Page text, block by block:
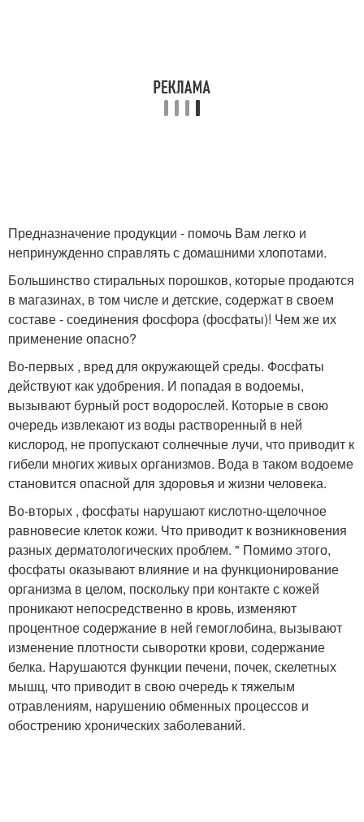
Предназначение продукции - помочь Вам легко и
непринужденно справлять с домашними хлопотами.
Большинство стиральных порошков, которые продаются
в магазинах, в том числе и детские, содержат в своем
составе - соединения фосфора (фосфаты)! Чем же их
применение опасно?
Во-первых , вред для окружающей среды. Фосфаты
действуют как удобрения. И попадая в водоемы,
вызывают бурный рост водорослей. Которые в свою
очередь извлекают из воды растворенный в ней
кислород, не пропускают солнечные лучи, что приводит к
гибели многих живых организмов. Вода в таком водоеме
становится опасной для здоровья и жизни человека.
Во-вторых , фосфаты нарушают кислотно-щелочное
равновесие клеток кожи. Что приводит к возникновения
разных дерматологических проблем. " Помимо этого,
фосфаты оказывают влияние и на функционирование
организма в целом, поскольку при контакте с кожей
проникают непосредственно в кровь, изменяют
процентное содержание в ней гемоглобина, вызывают
изменение плотности сыворотки крови, содержание
белка. Нарушаются функции печени, почек, скелетных
мышц, что приводит в свою очередь к тяжелым
отравлениям, нарушению обменных процессов и
обострению хронических заболеваний.